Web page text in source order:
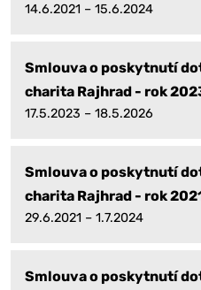
14.6.2021 – 15.6.2024
Smlouva o poskytnutí
charita Rajhrad - rok
17.5.2023 – 18.5.2026
Smlouva o poskytnutí
charita Rajhrad - rok
29.6.2021 – 1.7.2024
Smlouva o poskytnutí